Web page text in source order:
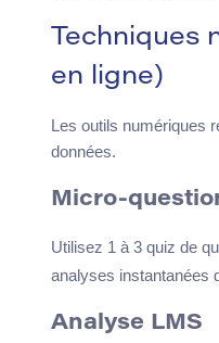
Techniques
en ligne)
Les outils numériques
données.
Micro-
Utilisez 1 à 3 quiz de
analyses instantanées
Analyse LMS